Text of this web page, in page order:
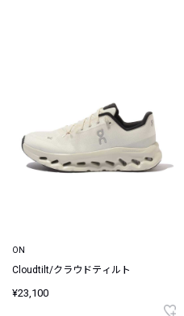
ON
Cloudtilt/クラウドティルト
¥23,100